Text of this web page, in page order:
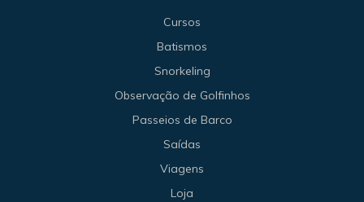
Cursos
Batismos
Snorkeling
Observação de Golfinhos
Passeios de Barco
Saídas
Viagens
Loja